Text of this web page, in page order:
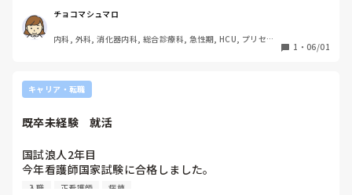
と一緒に研修を受けながら働きたい
・その間の空白期間はA病院で看護助手として雇ってもらう
上記2点を人事の方に質問するのは非常識でしょうか。
流石にこのような人材を採用される可能性はほぼゼロである
今回は諦めたほうがいいのでしょうか…。
つ部分も多いと思います。
今の段階で「もう無理だ」と決めつけて諦める必要はないと思
いますよ。
給プラス400円
でもデイサービスがメインとなると1300円確定
にも言えず。
これ普通ですか？一般的？
デイサービスが一番苦手で苦痛な分野なんでもう辞めたいと
思いながら仕事してました。
私は看護業務がしたいのに、茶碗あらったりお茶配ったり、
プランターの土いじりしたり…
チョコマシュマロ
内科, 外科, 消化器内科, 総合診療科, 急性期, HCU, プリセプ
1 ・ 06/01
キャリア・転職
既卒未経験　就活
国試浪人2年目
今年看護師国家試験に合格しました。
1年目はスーパーでバイト、2年目は勉強に集中するため仕事
入職 正看護師 病棟